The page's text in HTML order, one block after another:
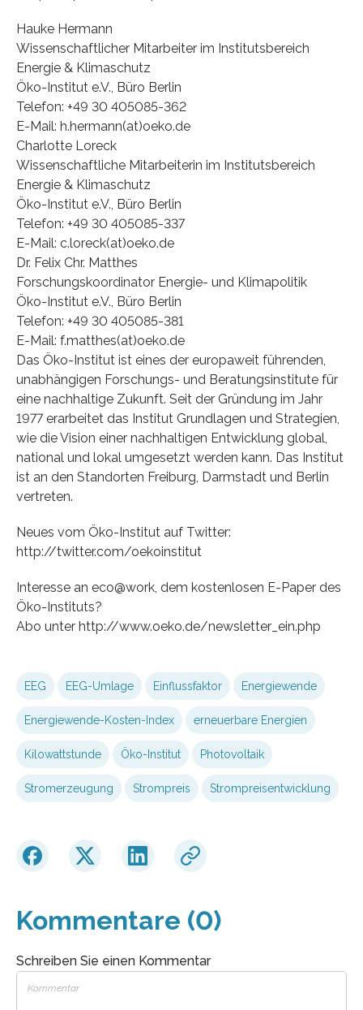
Hauke Hermann
Wissenschaftlicher Mitarbeiter im Institutsbereich
Energie & Klimaschutz
Öko-Institut e.V., Büro Berlin
Telefon: +49 30 405085-362
E-Mail: h.hermann(at)oeko.de
Charlotte Loreck
Wissenschaftliche Mitarbeiterin im Institutsbereich
Energie & Klimaschutz
Öko-Institut e.V., Büro Berlin
Telefon: +49 30 405085-337
E-Mail: c.loreck(at)oeko.de
Dr. Felix Chr. Matthes
Forschungskoordinator Energie- und Klimapolitik
Öko-Institut e.V., Büro Berlin
Telefon: +49 30 405085-381
E-Mail: f.matthes(at)oeko.de
Das Öko-Institut ist eines der europaweit führenden,
unabhängigen Forschungs- und Beratungsinstitute für
eine nachhaltige Zukunft. Seit der Gründung im Jahr
1977 erarbeitet das Institut Grundlagen und Strategien,
wie die Vision einer nachhaltigen Entwicklung global,
national und lokal umgesetzt werden kann. Das Institut
ist an den Standorten Freiburg, Darmstadt und Berlin
vertreten.
Neues vom Öko-Institut auf Twitter:
http://twitter.com/oekoinstitut
Interesse an eco@work, dem kostenlosen E-Paper des
Öko-Instituts?
Abo unter http://www.oeko.de/newsletter_ein.php
EEG EEG-Umlage Einflussfaktor Energiewende
Energiewende-Kosten-Index erneuerbare Energien
Kilowattstunde Öko-Institut Photovoltaik
Stromerzeugung Strompreis Strompreisentwicklung
Kommentare (0)
Schreiben Sie einen Kommentar